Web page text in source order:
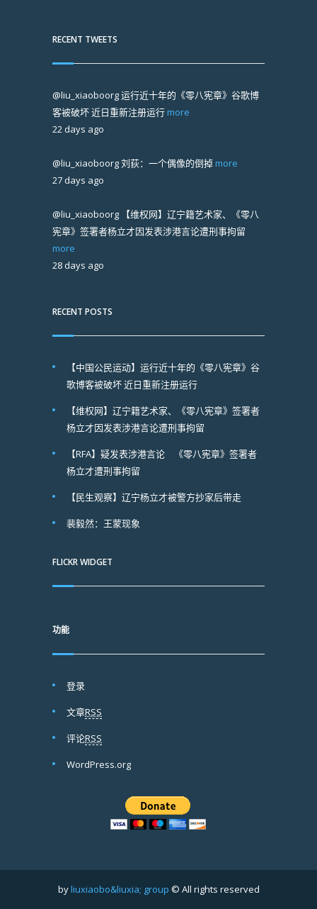
RECENT TWEETS
@liu_xiaoboorg运行近十年的《零八宪章》谷歌博
客被破坏 近日重新注册运行 more
22 days ago
@liu_xiaoboorg刘荻：一个偶像的倒掉 more
27 days ago
@liu_xiaoboorg 【维权网】辽宁籍艺术家、《零八
宪章》签署者杨立才因发表涉港言论遭刑事拘留
more
28 days ago
RECENT POSTS
【中国公民运动】运行近十年的《零八宪章》谷
歌博客被破坏 近日重新注册运行
【维权网】辽宁籍艺术家、《零八宪章》签署者
杨立才因发表涉港言论遭刑事拘留
【RFA】疑发表涉港言论 《零八宪章》签署者
杨立才遭刑事拘留
【民生观察】辽宁杨立才被警方抄家后带走
裴毅然：王蒙现象
FLICKR WIDGET
功能
登录
文章RSS
评论RSS
WordPress.org
byliuxiaobo&liuxia; group © All rights reserved